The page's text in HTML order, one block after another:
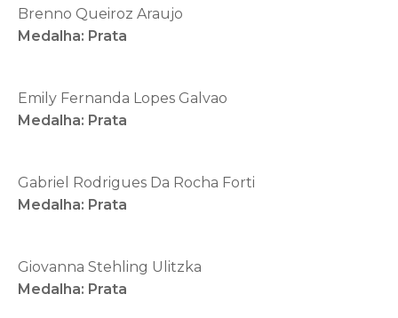
Brenno Queiroz Araujo
Medalha: Prata
Emily Fernanda Lopes Galvao
Medalha: Prata
Gabriel Rodrigues Da Rocha Forti
Medalha: Prata
Giovanna Stehling Ulitzka
Medalha: Prata